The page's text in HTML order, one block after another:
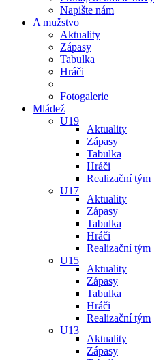
Napište nám
A mužstvo
Aktuality
Zápasy
Tabulka
Hráči
Fotogalerie
Mládež
U19
Aktuality
Zápasy
Tabulka
Hráči
Realizační tým
U17
Aktuality
Zápasy
Tabulka
Hráči
Realizační tým
U15
Aktuality
Zápasy
Tabulka
Hráči
Realizační tým
U13
Aktuality
Zápasy